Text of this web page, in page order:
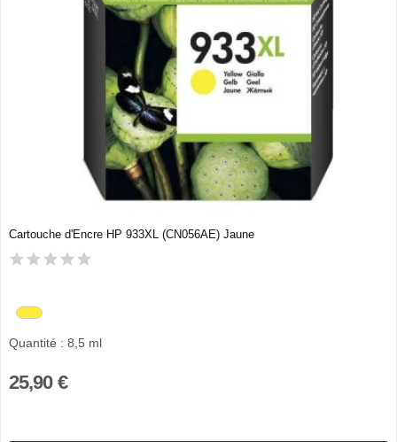
Cartouche d'Encre HP 933XL (CN056AE) Jaune
Quantité : 8,5 ml
25,90 €